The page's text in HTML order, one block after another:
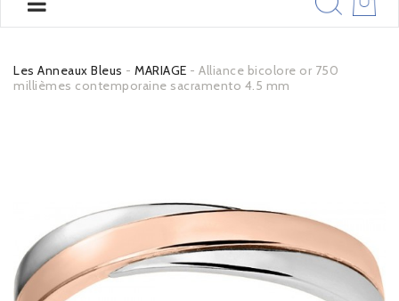
Les Anneaux Bleus MARIAGE
Alliance bicolore or 750
millièmes contemporaine sacramento 4.5 mm